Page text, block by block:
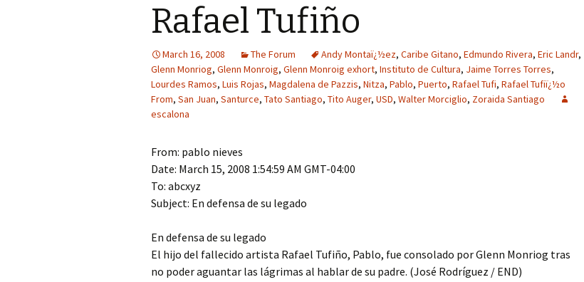
Rafael Tufiño
March 16, 2008 The Forum Andy Montaï¿½ez, Caribe Gitano, Edmundo Rivera, Eric Landr,
Glenn Monriog, Glenn Monroig, Glenn Monroig exhort, Instituto de Cultura, Jaime Torres Torres,
Lourdes Ramos, Luis Rojas, Magdalena de Pazzis, Nitza, Pablo, Puerto, Rafael Tufi, Rafael Tufiï¿½o
From, San Juan, Santurce, Tato Santiago, Tito Auger, USD, Walter Morciglio, Zoraida Santiago
escalona
From: pablo nieves
Date: March 15, 2008 1:54:59 AM GMT-04:00
To: abcxyz
Subject: En defensa de su legado
En defensa de su legado
El hijo del fallecido artista Rafael Tufiño, Pablo, fue consolado por Glenn Monriog tras
no poder aguantar las lágrimas al hablar de su padre. (José Rodríguez / END)